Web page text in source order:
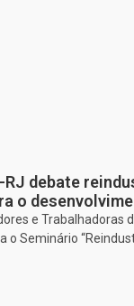
RJ debate
o
e Trabalhadoras
o Seminário